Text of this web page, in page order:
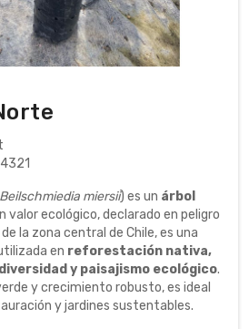
Beilschmiedia miersii) es un árbol
valor ecológico, declarado en peligro
la zona central de Chile, es una
en reforestación nativa,
y paisajismo ecológico.
y crecimiento robusto, es ideal
y jardines sustentables.